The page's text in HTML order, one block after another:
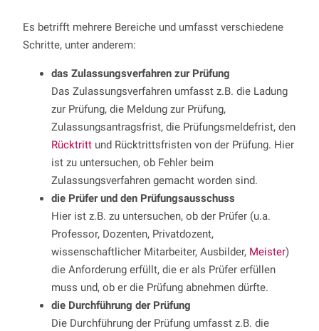
Es betrifft mehrere Bereiche und umfasst verschiedene
Schritte, unter anderem:
das Zulassungsverfahren zur Prüfung
Das Zulassungsverfahren umfasst z.B. die Ladung
zur Prüfung, die Meldung zur Prüfung,
Zulassungsantragsfrist, die Prüfungsmeldefrist, den
Rücktritt und Rücktrittsfristen von der Prüfung. Hier
ist zu untersuchen, ob Fehler beim
Zulassungsverfahren gemacht worden sind.
die Prüfer und den Prüfungsausschuss
Hier ist z.B. zu untersuchen, ob der Prüfer (u.a.
Professor, Dozenten, Privatdozent,
wissenschaftlicher Mitarbeiter, Ausbilder, Meister)
die Anforderung erfüllt, die er als Prüfer erfüllen
muss und, ob er die Prüfung abnehmen dürfte.
die Durchführung der Prüfung
Die Durchführung der Prüfung umfasst z.B. die